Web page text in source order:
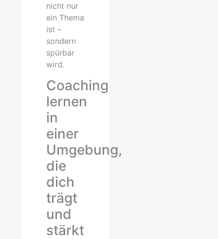
nicht nur
ein Thema
ist –
sondern
spürbar
wird.
Coaching
lernen
in
einer
Umgebung,
die
dich
trägt
und
stärkt